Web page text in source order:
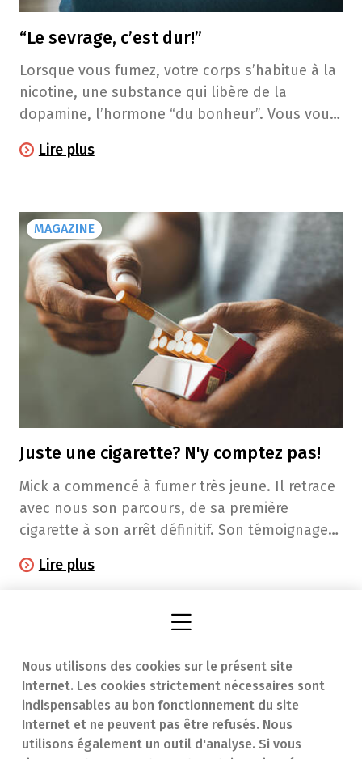
Nous utilisons des cookies sur le présent site
Internet. Les cookies strictement nécessaires sont
indispensables au bon fonctionnement du site
Internet et ne peuvent pas être refusés. Nous
utilisons également un outil d'analyse. Si vous
“Le sevrage, c’est dur!”
Lorsque vous fumez, votre corps s’habitue à la
nicotine, une substance qui libère de la
dopamine, l’hormone “du bonheur”. Vous vous
s’adapte et commence à en dépendre. Lorsque
qui peut provoquer des symptômes de sevrage.
Lire plus
MAGAZINE
Juste une cigarette? N'y comptez pas!
Mick a commencé à fumer très jeune. Il retrace
avec nous son parcours, de sa première
cigarette à son arrêt définitif. Son témoignage
même si cela nécessite parfois plusieurs
Lire plus
Trouver une
pharmacie
En cas d'urgence
Contact